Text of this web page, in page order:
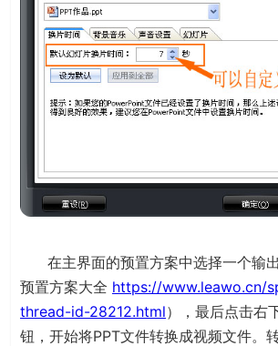
在主界面的预置方案中选择一个输
预置方案大全 https://www.leawo.cn/
thread-id-28212.html），最后点击右
钮，开始将PPT文件转换成视频文件。